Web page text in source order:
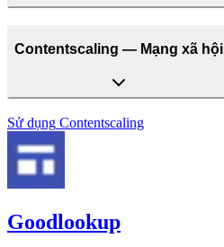
Contentscaling — Mạng xã hội
Sử dụng Contentscaling
Goodlookup